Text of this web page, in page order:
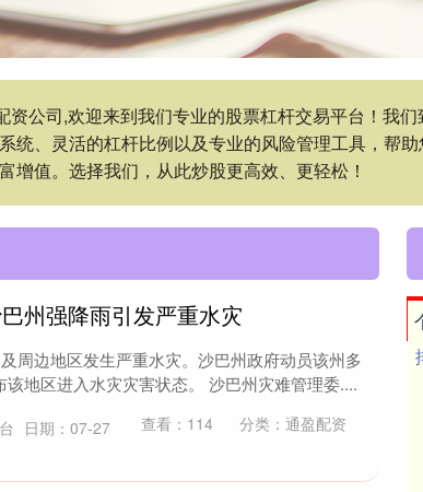
公司,欢迎来到我们专业的股票杠杆交易平台！我
、灵活的杠杆比例以及专业的风险管理工具，帮
值。选择我们，从此炒股更高效、更轻松！
州强降雨引发严重水灾
周边地区发生严重水灾。沙巴州政府动员该州多
地区进入水灾灾害状态。 沙巴州灾难管理委....
日期：07-27 查看： 114 分类： 通盈配资